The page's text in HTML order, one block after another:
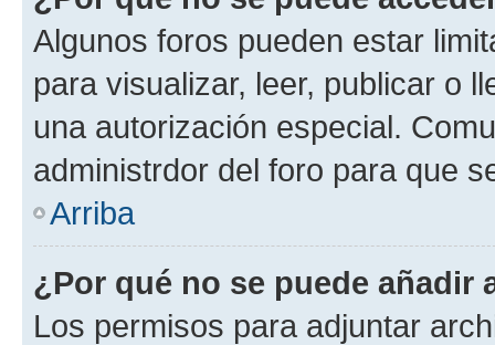
Algunos foros pueden estar
para visualizar, leer, publicar o
una autorización especial.
administrdor del foro para que
Arriba
¿Por qué no se puede añadir
Los permisos para adjuntar